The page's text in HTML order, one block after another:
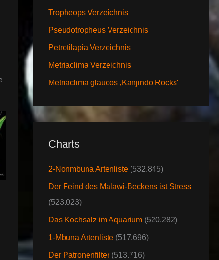
Tropheops Verzeichnis
Pseudotropheus Verzeichnis
Petrotilapia Verzeichnis
Metriaclima Verzeichnis
Metriaclima glaucos ‚Kanjindo Rocks‘
Charts
2-Nonmbuna Artenliste (532.845)
Der Feind des Malawi-Beckens ist Stress
(523.023)
Das Kochsalz im Aquarium (520.282)
1-Mbuna Artenliste (517.696)
Der Patronenfilter (513.716)